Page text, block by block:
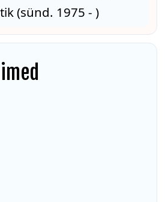
(sünd. 1975 - )